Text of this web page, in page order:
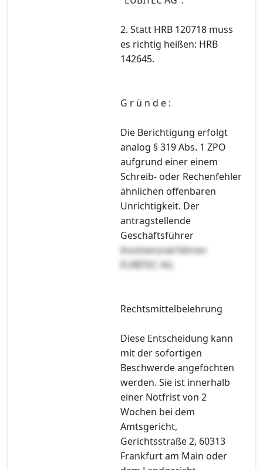
2. Statt HRB 120718 muss
es richtig heißen: HRB
142645.
G r ü n d e :
Die Berichtigung erfolgt
analog § 319 Abs. 1 ZPO
aufgrund einer einem
Schreib- oder Rechenfehler
ähnlichen offenbaren
Unrichtigkeit. Der
antragstellende
Geschäftsführer
Insolvenzverfahren
EUBITEC AG
Rechtsmittelbelehrung
Diese Entscheidung kann
mit der sofortigen
Beschwerde angefochten
werden. Sie ist innerhalb
einer Notfrist von 2
Wochen bei dem
Amtsgericht,
Gerichtsstraße 2, 60313
Frankfurt am Main oder